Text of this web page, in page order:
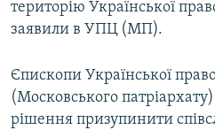
територію Української
заявили в УПЦ (МП).
Єпископи Української
(Московського
рішення призупинити